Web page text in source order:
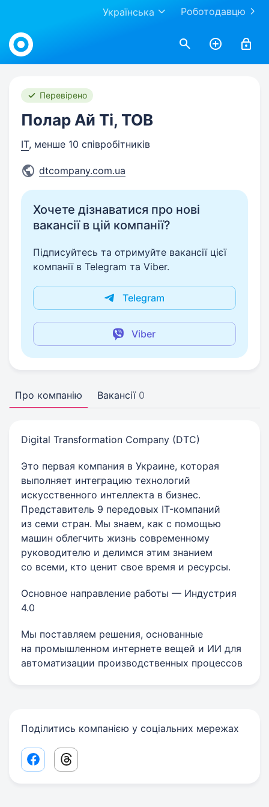
Роботодавцю
Українська
Work.ua
Перевірено
Полар Ай Ті, ТОВ
IT, менше 10 співробітників
dtcompany.com.ua
Хочете дізнаватися про нові
вакансії в цій компанії?
Підписуйтесь та отримуйте вакансії цієї
компанії в Telegram та Viber.
Telegram
Viber
Про компанію Вакансії 0
Digital Transformation Company (DTC)
Это первая компания в Украине, которая
выполняет интеграцию технологий
искусственного интеллекта в бизнес.
Представитель 9 передовых IT-компаний
из семи стран. Мы знаем, как с помощью
машин облегчить жизнь современному
руководителю и делимся этим знанием
со всеми, кто ценит свое время и ресурсы.
Основное направление работы — Индустрия
4.0
Мы поставляем решения, основанные
на промышленном интернете вещей и ИИ для
автоматизации производственных процессов
Поділитись компанією у соціальних мережах
Facebook share link
Threads share link